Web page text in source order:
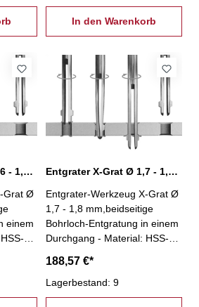
und
45°-
Einsparung einer zweiten
Aufspannung- einfache und
stabile Bauweise- besonders
geeignet für jede Maschine
und nahezu jedes Wekstück-
Winkel Vorwärtssenkung: 45°-
Winkel Rückwärtssenkung:
33°
In den Warenkorb
Entgrater X-Grat Ø 1,6 - 1,7 mm, XG-1,6
Grat Ø
einem
Entgrater X-Grat Ø 1,7 - 1,8 mm, XG-1,7
Entgrater-Werkzeug X-Grat Ø
1,7 - 1,8 mm,beidseitige
Bohrloch-Entgratung in einem
Durchgang - Material: HSS-
Entgratung an unzugänglichen
Stellen (z.B. Hohlkörper)-
Einsparung einer zweiten
188,57 €*
Lagerbestand: 9